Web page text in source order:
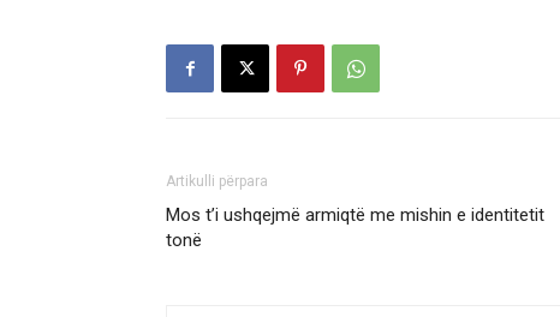
Artikulli përpara
Mos t’i ushqejmë armiqtë me mishin e identitetit
tonë